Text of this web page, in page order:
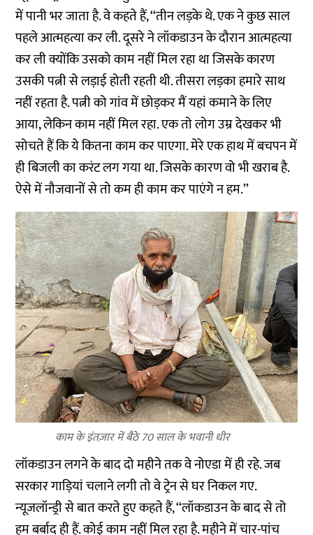
में पानी भर जाता है. वे कहते हैं, ‘‘तीन लड़के थे. एक ने कुछ साल
पहले आत्महत्या कर ली. दूसरे ने लॉकडाउन के दौरान आत्महत्या
कर ली क्योंकि उसको काम नहीं मिल रहा था जिसके कारण
उसकी पत्नी से लड़ाई होती रहती थी. तीसरा लड़का हमारे साथ
नहीं रहता है. पत्नी को गांव में छोड़कर मैं यहां कमाने के लिए
आया, लेकिन काम नहीं मिल रहा. एक तो लोग उम्र देखकर भी
सोचते हैं कि ये कितना काम कर पाएगा. मेरे एक हाथ में बचपन में
ही बिजली का करंट लग गया था. जिसके कारण वो भी खराब है.
ऐसे में नौजवानों से तो कम ही काम कर पाएंगे न हम.’’
काम के इंतज़ार में बैठे 70 साल के भवानी धीर
लॉकडाउन लगने के बाद दो महीने तक वे नोएडा में ही रहे. जब
सरकार गाड़ियां चलाने लगी तो वे ट्रेन से घर निकल गए.
न्यूजलॉन्ड्री से बात करते हुए कहते हैं, ‘‘लॉकडाउन के बाद से तो
हम बर्बाद ही हैं. कोई काम नहीं मिल रहा है. महीने में चार-पांच